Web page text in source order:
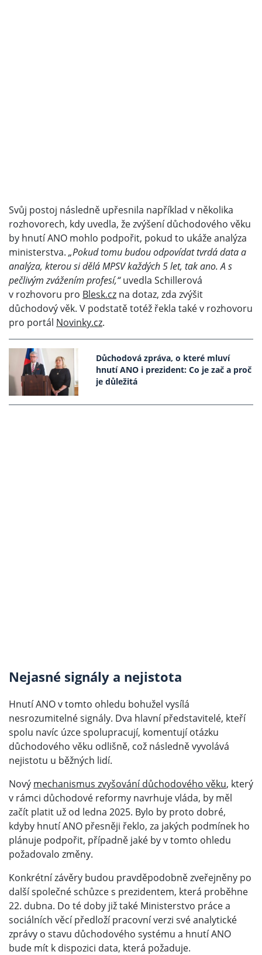
Svůj postoj následně upřesnila například v několika
rozhovorech, kdy uvedla, že zvýšení důchodového věku
by hnutí ANO mohlo podpořit, pokud to ukáže analýza
ministerstva. „Pokud tomu budou odpovídat tvrdá data a
analýza, kterou si dělá MPSV každých 5 let, tak ano. A s
pečlivým zvážením profesí,“uvedla Schillerová
v rozhovoru pro Blesk.cz na dotaz, zda zvýšit
důchodový věk. V podstatě totéž řekla také v rozhovoru
pro portál Novinky.cz.
Důchodová zpráva, o které mluví
hnutí ANO i prezident: Co je zač a proč
je důležitá
Nejasné signály a nejistota
Hnutí ANO v tomto ohledu bohužel vysílá
nesrozumitelné signály. Dva hlavní představitelé, kteří
spolu navíc úzce spolupracují, komentují otázku
důchodového věku odlišně, což následně vyvolává
nejistotu u běžných lidí.
Nový mechanismus zvyšování důchodového věku, který
v rámci důchodové reformy navrhuje vláda, by měl
začít platit už od ledna 2025. Bylo by proto dobré,
kdyby hnutí ANO přesněji řeklo, za jakých podmínek ho
plánuje podpořit, případně jaké by v tomto ohledu
požadovalo změny.
Konkrétní závěry budou pravděpodobně zveřejněny po
další společné schůzce s prezidentem, která proběhne
22. dubna. Do té doby již také Ministerstvo práce a
sociálních věcí předloží pracovní verzi své analytické
zprávy o stavu důchodového systému a hnutí ANO
bude mít k dispozici data, která požaduje.